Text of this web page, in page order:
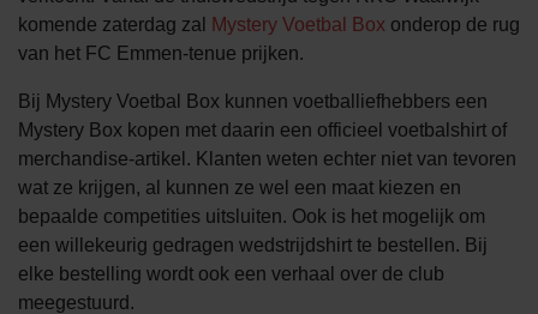
komende zaterdag zal
Mystery Voetbal Box onderop de rug
van het FC Emmen-tenue prijken.
Bij Mystery Voetbal Box kunnen voetballiefhebbers een
Mystery Box kopen met daarin een officieel voetbalshirt of
merchandise-artikel. Klanten weten echter niet van tevoren
wat ze krijgen, al kunnen ze wel een maat kiezen en
bepaalde competities uitsluiten. Ook is het mogelijk om
een willekeurig gedragen wedstrijdshirt te bestellen. Bij
elke bestelling wordt ook een verhaal over de club
meegestuurd.